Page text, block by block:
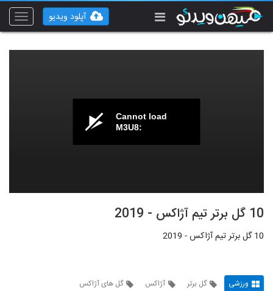
Toggle
آپلود ویدیو
Cannot load
M3U8:
10 گل‌ برتر تیم آژاکس - 2019
10 گل‌ برتر تیم آژاکس - 2019
ورزشی گل برتر آژاکس
گل های آژاکس